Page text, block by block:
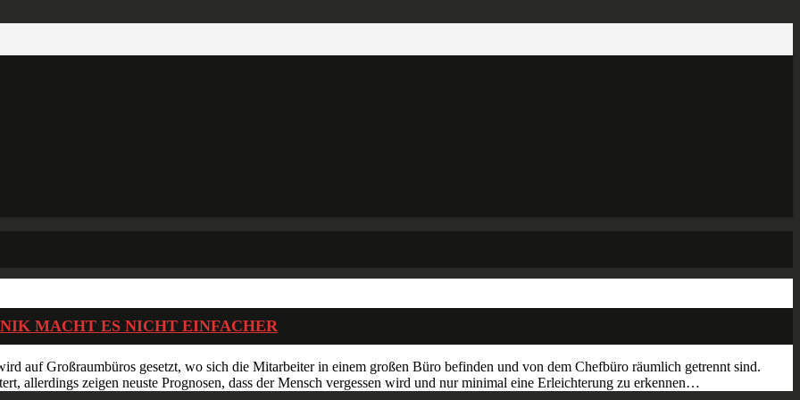
MACHT ES NICHT EINFACHER
auf Großraumbüros gesetzt, wo sich die Mitarbeiter in einem großen Büro befinden und von dem Chefbüro räumlich getrennt sind.
allerdings zeigen neuste Prognosen, dass der Mensch vergessen wird und nur minimal eine Erleichterung zu erkennen…